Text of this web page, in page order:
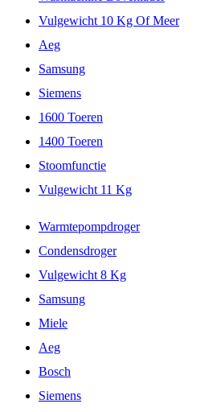
Vulgewicht 10 Kg Of Meer
Aeg
Samsung
Siemens
1600 Toeren
1400 Toeren
Stoomfunctie
Vulgewicht 11 Kg
Warmtepompdroger
Condensdroger
Vulgewicht 8 Kg
Samsung
Miele
Aeg
Bosch
Siemens